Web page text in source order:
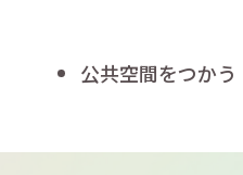
公共空間をつかう